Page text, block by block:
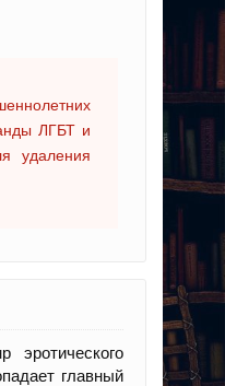
ЛГБТ и
удаления
главный